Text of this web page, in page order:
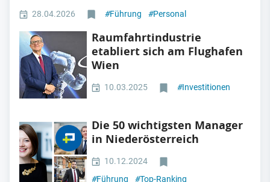
28.04.2026 #Führung #Personal
Raumfahrtindustrie
etabliert sich am Flughafen
Wien
10.03.2025 #Investitionen
Die 50 wichtigsten Manager
in Niederösterreich
10.12.2024
#Führung #Top-Ranking